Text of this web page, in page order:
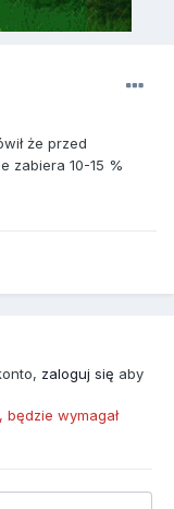
że przed
zabiera 10-15 %
zaloguj się aby
wymagał